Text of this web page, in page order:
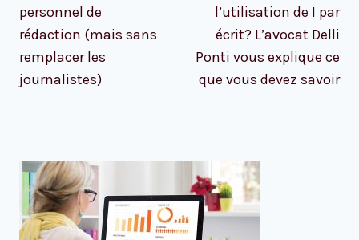
personnel de
rédaction (mais sans
remplacer les
journalistes)
l’utilisation de I par
écrit? L’avocat Delli
Ponti vous explique ce
que vous devez savoir